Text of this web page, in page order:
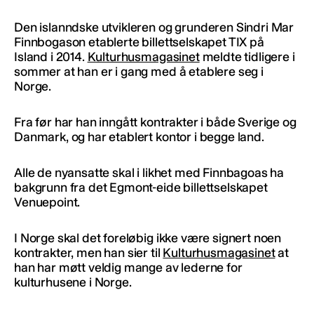
Den islanndske utvikleren og grunderen Sindri Mar
Finnbogason etablerte billettselskapet TIX på
Island i 2014. Kulturhusmagasinetmeldte tidligere i
sommer at han er i gang med å etablere seg i
Norge.
Fra før har han inngått kontrakter i både Sverige og
Danmark, og har etablert kontor i begge land.
Alle de nyansatte skal i likhet med Finnbagoas ha
bakgrunn fra det Egmont-eide billettselskapet
Venuepoint.
I Norge skal det foreløbig ikke være signert noen
kontrakter, men han sier til Kulturhusmagasinetat
han har møtt veldig mange av lederne for
kulturhusene i Norge.